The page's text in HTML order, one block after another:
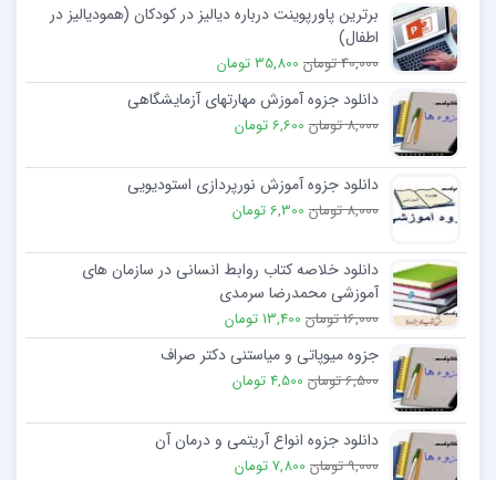
برترین پاورپوینت درباره دیالیز در کودکان (همودیالیز در
اطفال)
40,000 تومان 35,800 تومان
دانلود جزوه آموزش مهارتهای آزمایشگاهی
8,000 تومان 6,600 تومان
دانلود جزوه آموزش نورپردازی استودیویی
8,000 تومان 6,300 تومان
دانلود خلاصه کتاب روابط انسانی در سازمان های
آموزشی محمدرضا سرمدی
16,000 تومان 13,400 تومان
جزوه میوپاتی و میاستنی دکتر صراف
6,500 تومان 4,500 تومان
دانلود جزوه انواع آریتمی و درمان آن
9,000 تومان 7,800 تومان